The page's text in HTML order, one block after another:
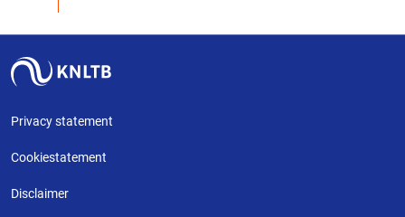
Privacy statement
Cookiestatement
Disclaimer